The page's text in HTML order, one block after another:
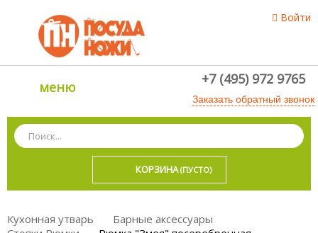
Войти
меню +7 (495) 972 9765
Заказать обратный звонок
КОРЗИНА (ПУСТО)
Кухонная утварь
Барные аксессуары